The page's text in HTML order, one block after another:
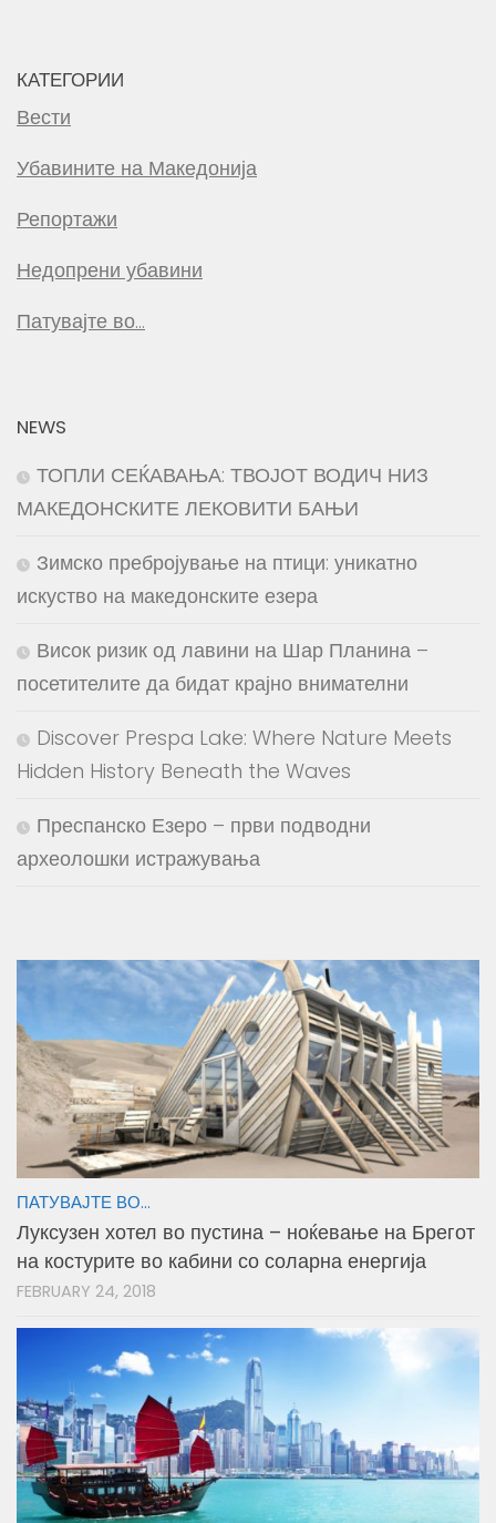
КАТЕГОРИИ
Вести
Убавините на Македонија
Репортажи
Недопрени убавини
Патувајте во…
NEWS
ТОПЛИ СЕЌАВАЊА: ТВОЈОТ ВОДИЧ НИЗ
МАКЕДОНСКИТЕ ЛЕКОВИТИ БАЊИ
Зимско пребројување на птици: уникатно
искуство на македонските езера
Висок ризик од лавини на Шар Планина –
посетителите да бидат крајно внимателни
Discover Prespa Lake: Where Nature Meets
Hidden History Beneath the Waves
Преспанско Езеро – први подводни
археолошки истражувања
ПАТУВАЈТЕ ВО...
Луксузен хотел во пустина – ноќевање на Брегот
на костурите во кабини со соларна енергија
FEBRUARY 24, 2018